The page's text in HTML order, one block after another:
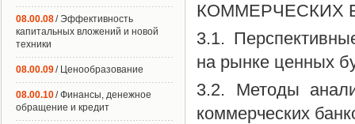
КОММЕРЧЕСКИХ
3.1.
на рынке ценных
3.2. Методы
коммерческих
08.00.08/ Эффективность
капитальных вложений и новой
техники
08.00.09/ Ценообразование
08.00.10/ Финансы, денежное
обращение и кредит